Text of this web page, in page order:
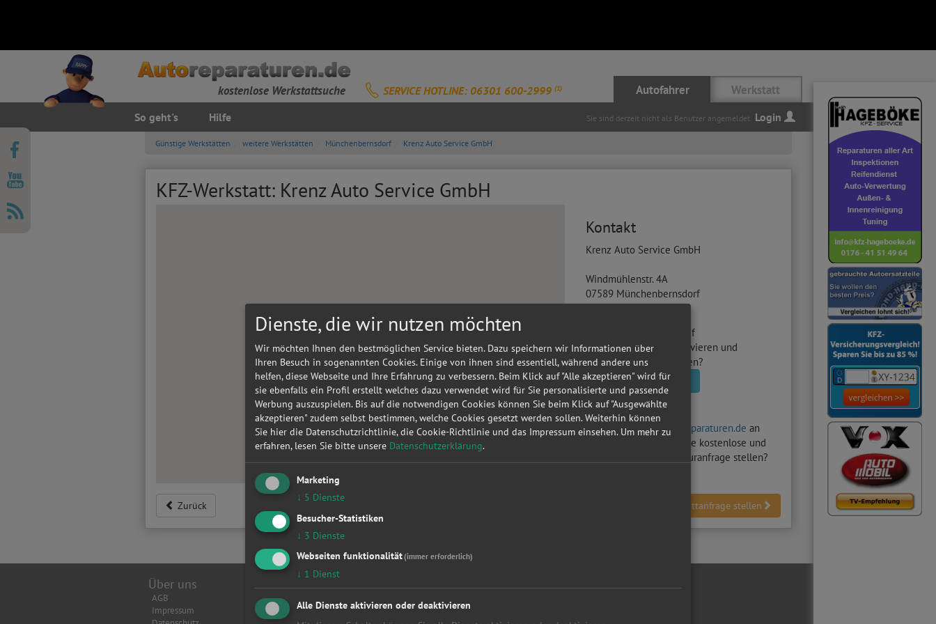
kostenlose Werkstattsuche SERVICE HOTLINE: 06301 600-2999 (1) Autofahrer Werkstatt
So geht's Hilfe Sie sind derzeit nicht als Benutzer angemeldet. Login
Günstige Werkstätten weitere Werkstätten Münchenbernsdorf Krenz Auto Service GmbH
KFZ-Werkstatt: Krenz Auto Service GmbH
Kontakt
Krenz Auto Service GmbH
Windmühlenstr. 4A
07589 Münchenbernsdorf
auf
Autoreparaturen.de aktivieren und
Kundenanfragen erhalten?
▶Werkstatt aktivieren
Sie möchten auf Autoreparaturen.de an
eine kostenlose und
unverbindliche Reparaturanfrage stellen?
Zurück Werkstattanfrage stellen
Über uns
AGB
Impressum
Top Werkstattleistungen
Achsvermessung
Anhängerkupplung
Top Hersteller
Audi
Social Media
Dienste, die wir nutzen möchten
Wir möchten Ihnen den bestmöglichen Service bieten. Dazu speichern wir Informationen über
Ihren Besuch in sogenannten Cookies. Einige von ihnen sind essentiell, während andere uns
helfen, diese Webseite und Ihre Erfahrung zu verbessern. Beim Klick auf "Alle akzeptieren" wird für
sie ebenfalls ein Profil erstellt welches dazu verwendet wird für Sie personalisierte und passende
Werbung auszuspielen. Bis auf die notwendigen Cookies können Sie beim Klick auf "Ausgewählte
akzeptieren" zudem selbst bestimmen, welche Cookies gesetzt werden sollen. Weiterhin können
Sie hier die Datenschutzrichtlinie, die Cookie-Richtlinie und das Impressum einsehen. Um mehr zu
erfahren, lesen Sie bitte unsere Datenschutzerklärung.
Marketing
↓ 5 Dienste
Besucher-Statistiken
↓ 3 Dienste
Webseiten funktionalität(immer erforderlich)
↓ 1 Dienst
Alle Dienste aktivieren oder deaktivieren